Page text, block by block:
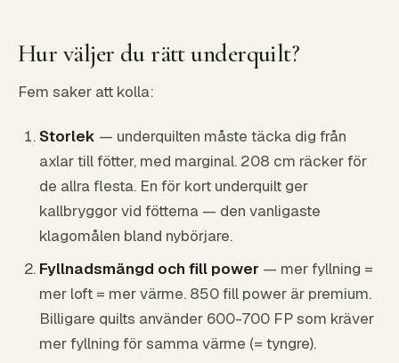
Hur väljer du rätt underquilt?
Fem saker att kolla:
Storlek — underquilten måste täcka dig från
axlar till fötter, med marginal. 208 cm räcker för
de allra flesta. En för kort underquilt ger
kallbryggor vid fötterna — den vanligaste
klagomålen bland nybörjare.
Fyllnadsmängd och fill power — mer fyllning =
mer loft = mer värme. 850 fill power är premium.
Billigare quilts använder 600-700 FP som kräver
mer fyllning för samma värme (= tyngre).